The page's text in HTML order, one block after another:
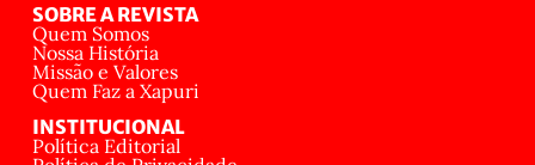
SOBRE A REVISTA
Quem Somos
Nossa História
Missão e Valores
Quem Faz a Xapuri
INSTITUCIONAL
Política Editorial